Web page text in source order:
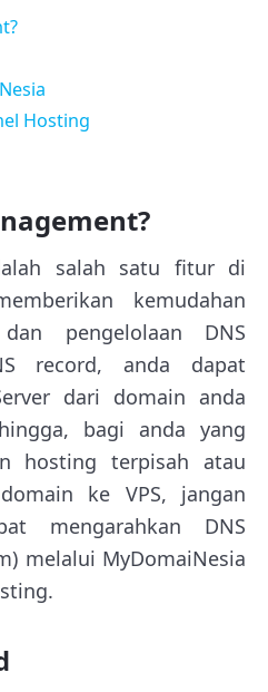
Hosting
salah satu fitur di
kemudahan
pengelolaan DNS
record, anda dapat
dari domain anda
bagi anda yang
hosting terpisah atau
ke VPS, jangan
mengarahkan DNS
melalui MyDomaiNesia